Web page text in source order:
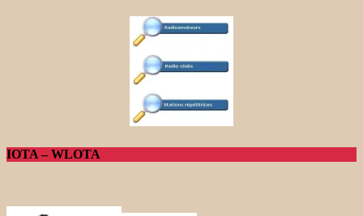
IOTA – WLOTA